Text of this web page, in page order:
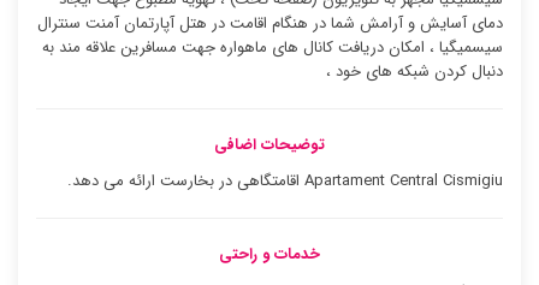
دمای آسایش و آرامش شما در هنگام اقامت در هتل آپارتمان آمنت سنترال
سیسمیگیا ، امکان دریافت کانال های ماهواره جهت مسافرین علاقه مند به
دنبال کردن شبکه های خود ،
توضیحات اضافی
Apartament Central Cismigiu اقامتگاهی در بخارست ارائه می دهد.
خدمات و راحتی